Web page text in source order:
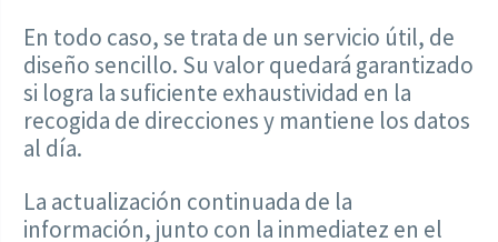
En todo caso, se trata de un servicio útil, de
diseño sencillo. Su valor quedará garantizado
si logra la suficiente exhaustividad en la
recogida de direcciones y mantiene los datos
al día.
La actualización continuada de la
información, junto con la inmediatez en el